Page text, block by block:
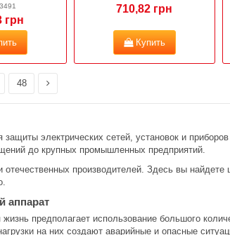
грн
710,82 грн
Купить
48
электрических сетей, установок и приборов
до крупных промышленных предприятий.
производителей. Здесь вы найдете
аппарат
предполагает использование большого
на них создают аварийные и опасные